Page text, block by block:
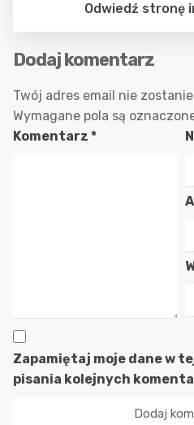
Odwiedź stronę
Dodaj komentarz
Twój adres email nie
Wymagane pola są
Komentarz *
Zapamiętaj moje dane w
pisania kolejnych